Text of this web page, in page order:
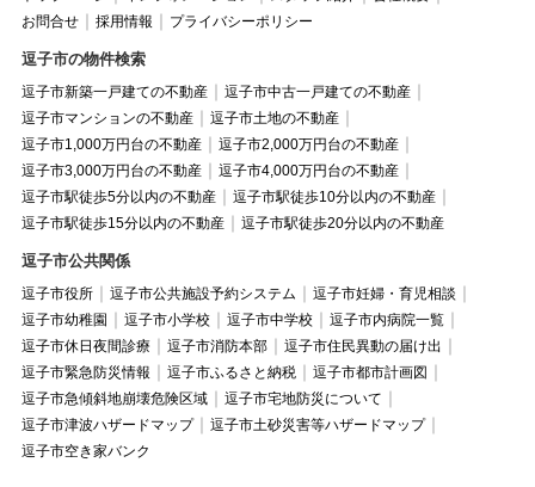
お問合せ
採用情報 プライバシーポリシー
逗子市の物件検索
逗子市新築一戸建ての不動産
逗子市中古一戸建ての不動産
逗子市マンションの不動産
逗子市土地の不動産
逗子市1,000万円台の不動産
逗子市2,000万円台の不動産
逗子市3,000万円台の不動産
逗子市4,000万円台の不動産
逗子市駅徒歩5分以内の不動産
逗子市駅徒歩10分以内の不動産
逗子市駅徒歩15分以内の不動産
逗子市駅徒歩20分以内の不動産
逗子市公共関係
逗子市役所 逗子市公共施設予約システム
逗子市妊婦・育児相談
逗子市幼稚園
逗子市小学校 逗子市中学校
逗子市内病院一覧
逗子市休日夜間診療
逗子市消防本部
逗子市住民異動の届け出
逗子市緊急防災情報
逗子市ふるさと納税
逗子市都市計画図
逗子市急傾斜地崩壊危険区域
逗子市宅地防災について
逗子市津波ハザードマップ
逗子市土砂災害等ハザードマップ
逗子市空き家バンク